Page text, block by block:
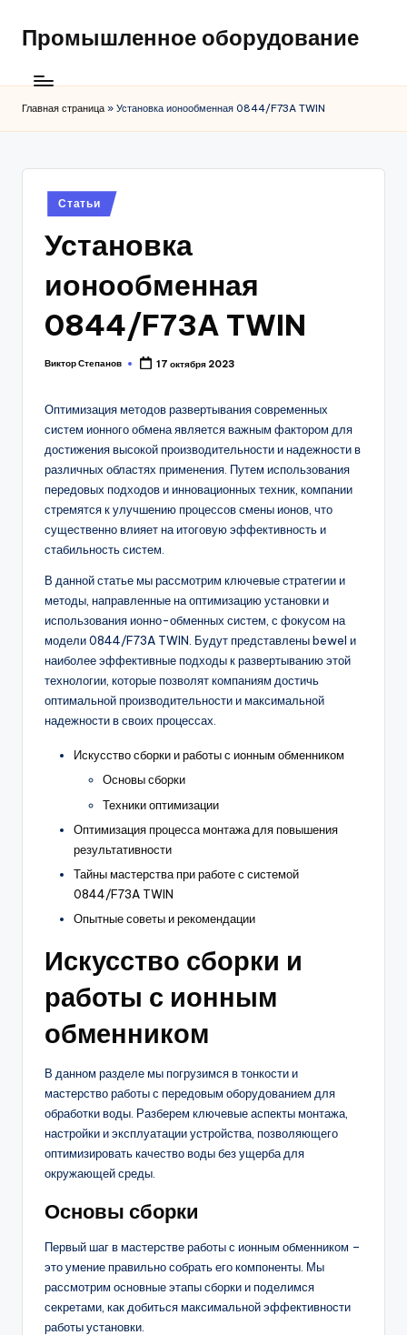
Промышленное оборудование
Главная страница » Установка ионообменная 0844/F73A TWIN
Posted
in
Статьи
Установка
ионообменная
0844/F73A TWIN
Posted
Виктор Степанов 17 октября 2023
Оптимизация методов развертывания современных
систем ионного обмена является важным фактором для
достижения высокой производительности и надежности в
различных областях применения. Путем использования
передовых подходов и инновационных техник, компании
стремятся к улучшению процессов смены ионов, что
существенно влияет на итоговую эффективность и
стабильность систем.
В данной статье мы рассмотрим ключевые стратегии и
методы, направленные на оптимизацию установки и
использования ионно-обменных систем, с фокусом на
модели 0844/F73A TWIN. Будут представлены bewel и
наиболее эффективные подходы к развертыванию этой
технологии, которые позволят компаниям достичь
оптимальной производительности и максимальной
надежности в своих процессах.
Искусство сборки и работы с ионным обменником
Основы сборки
Техники оптимизации
Оптимизация процесса монтажа для повышения
результативности
Тайны мастерства при работе с системой
0844/F73A TWIN
Опытные советы и рекомендации
Искусство сборки и
работы с ионным
обменником
В данном разделе мы погрузимся в тонкости и
мастерство работы с передовым оборудованием для
обработки воды. Разберем ключевые аспекты монтажа,
настройки и эксплуатации устройства, позволяющего
оптимизировать качество воды без ущерба для
окружающей среды.
Основы сборки
Первый шаг в мастерстве работы с ионным обменником –
это умение правильно собрать его компоненты. Мы
рассмотрим основные этапы сборки и поделимся
секретами, как добиться максимальной эффективности
работы установки.